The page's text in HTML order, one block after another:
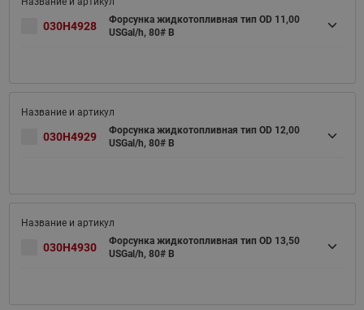
030H4928
Форсунка жидкотопливная тип OD 11,00
USGal/h, 80# B
030H4929
Форсунка жидкотопливная тип OD 12,00
USGal/h, 80# B
030H4930
Форсунка жидкотопливная тип OD 13,50
USGal/h, 80# B